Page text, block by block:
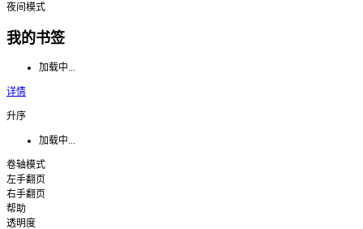
夜间模式
我的书签
加载中...
详情
升序
加载中...
卷轴模式
左手翻页
右手翻页
帮助
透明度